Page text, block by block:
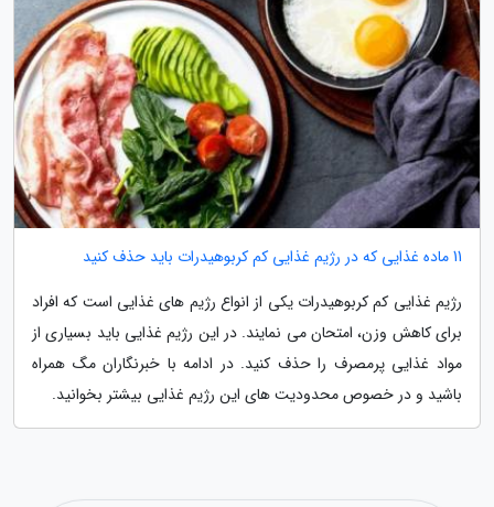
11 ماده غذایی که در رژیم غذایی کم کربوهیدرات باید حذف کنید
رژیم غذایی کم کربوهیدرات یکی از انواع رژیم های غذایی است که افراد
برای کاهش وزن، امتحان می نمایند. در این رژیم غذایی باید بسیاری از
مواد غذایی پرمصرف را حذف کنید. در ادامه با خبرنگاران مگ همراه
باشید و در خصوص محدودیت های این رژیم غذایی بیشتر بخوانید.